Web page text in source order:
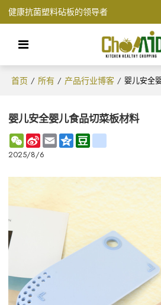
健康抗菌塑料砧板的领导者
首页 / 所有 / 产品行业博客 / 婴儿安全
婴儿安全婴儿食品切菜板材料
WeChat
Sina
Weibo
Email Qzone
2025/8/6